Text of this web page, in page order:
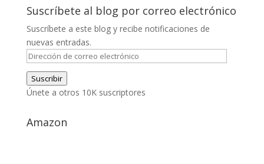
Suscríbete al blog por correo electrónico
Suscríbete a este blog y recibe notificaciones de
nuevas entradas.
Dirección
de
correo
electrónico
Suscribir
Únete a otros 10K suscriptores
Amazon